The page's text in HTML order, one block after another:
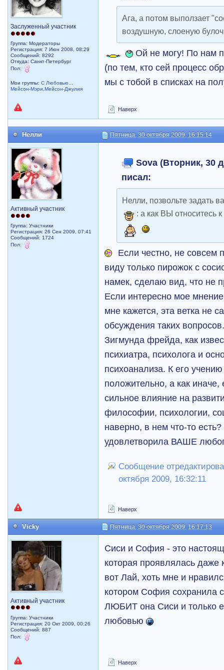
Заслуженный участник
Группа: Модераторы
Регистрация: 7 Июн 2008, 08:29
Сообщений: 8292
Откуда: Санкт-Петербург
Пол:
Мои группы:С Любовью...
Мейсон-Мэри,Мейсон-Джулия
Ага, а потом выползает
воздушную, слоеную
Ой не могу! По нам
(по тем, кто сей процесс
мы с тобой в списках на
Наверх
Нелли Пятница, 30 октября 2009, 16:15:14
Активный участник
Группа: Участники
Регистрация: 26 Сен 2009, 07:41
Сообщений: 1724
Пол:
Sova (Вторник, 30
писал:
Нелли, позвольте задать
: а как ВЫ относитесь
Если честно, не совсем
виду только пирожок с
намек, сделаю вид, что не
Если интересно мое
мне кажется, эта ветка не
обсуждения таких
Зигмунда фрейда, как
психиатра, психолога и
психоанализа. К его
положительно, а как иначе,
сильное влияние на
философии, психологии,
наверно, в нем что-то есть?
удовлетворила ВАШЕ
Сообщение
октября 2009, 16:32:11
Наверх
Vicky Пятница, 30 октября 2009, 16:17:13
Активный участник
Группа: Участники
Регистрация: 20 Окт 2009, 00:26
Сообщений: 887
Пол:
Сиси и София - это
которая проявлялась даже
вот Лай, хоть мне и
котором София сохранила
ЛЮБИТ она Сиси и только
любовью
Наверх